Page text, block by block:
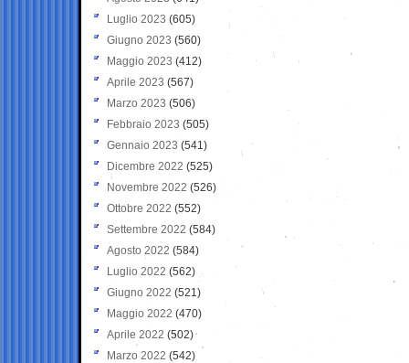
Luglio 2023 (605)
Giugno 2023 (560)
Maggio 2023 (412)
Aprile 2023 (567)
Marzo 2023 (506)
Febbraio 2023 (505)
Gennaio 2023 (541)
Dicembre 2022 (525)
Novembre 2022 (526)
Ottobre 2022 (552)
Settembre 2022 (584)
Agosto 2022 (584)
Luglio 2022 (562)
Giugno 2022 (521)
Maggio 2022 (470)
Aprile 2022 (502)
Marzo 2022 (542)